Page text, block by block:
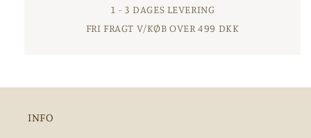
1 - 3 DAGES LEVERING
FRI FRAGT V/KØB OVER 499 DKK
INFO